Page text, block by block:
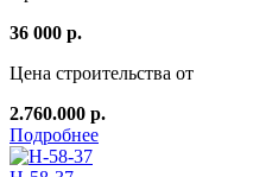
36 000 р.
Цена строительства от
2.760.000 р.
Подробнее